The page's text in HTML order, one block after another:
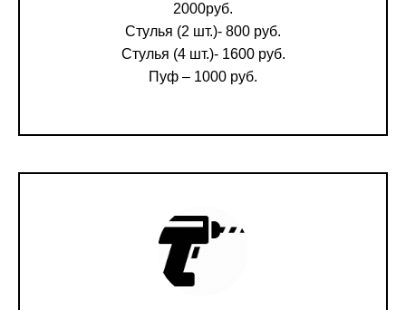
2000руб.
Стулья (2 шт.)- 800 руб.
Стулья (4 шт.)- 1600 руб.
Пуф – 1000 руб.